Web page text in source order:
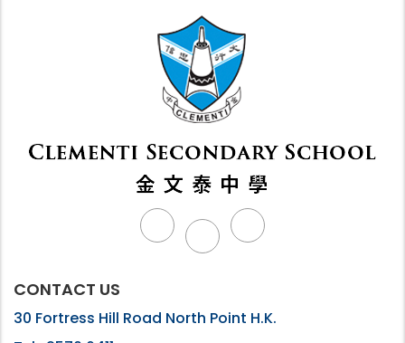
CONTACT US
30 Fortress Hill Road North Point H.K.